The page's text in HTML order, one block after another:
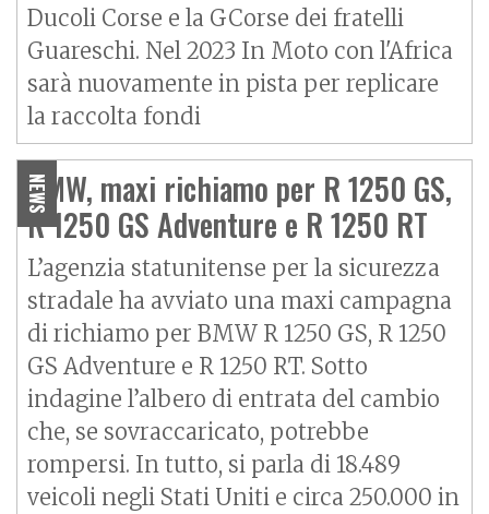
Ducoli Corse e la GCorse dei fratelli
Guareschi. Nel 2023 In Moto con l'Africa
sarà nuovamente in pista per replicare
la raccolta fondi
NEWS
BMW, maxi richiamo per R 1250 GS,
R 1250 GS Adventure e R 1250 RT
L’agenzia statunitense per la sicurezza
stradale ha avviato una maxi campagna
di richiamo per BMW R 1250 GS, R 1250
GS Adventure e R 1250 RT. Sotto
indagine l’albero di entrata del cambio
che, se sovraccaricato, potrebbe
rompersi. In tutto, si parla di 18.489
veicoli negli Stati Uniti e circa 250.000 in